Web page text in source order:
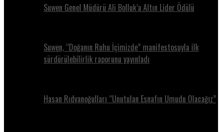
Suwen Genel Müdürü Ali Bolluk’a Altın Lider Ödülü
Suwen, “Doğanın Ruhu İçimizde” manifestosuyla ilk
sürdürülebilirlik raporunu yayınladı
Hasan Rıdvanoğulları “Unutulan Esnafın Umudu Olacağız”